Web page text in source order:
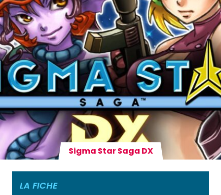
Sigma Star Saga DX
LA FICHE